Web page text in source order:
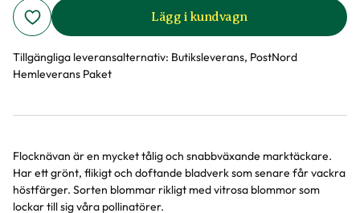
Lägg i kundvagn
Tillgängliga leveransalternativ: Butiksleverans, PostNord
Hemleverans Paket
Produktinformation
Flocknävan är en mycket tålig och snabbväxande marktäckare.
Har ett grönt, flikigt och doftande bladverk som senare får vackra
höstfärger. Sorten blommar rikligt med vitrosa blommor som
lockar till sig våra pollinatörer.